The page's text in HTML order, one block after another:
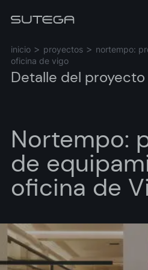
inicio proyectos
nortempo:
oficina de vigo
Detalle del proyecto
Nortempo:
de
oficina de
Nombre*
Correo*